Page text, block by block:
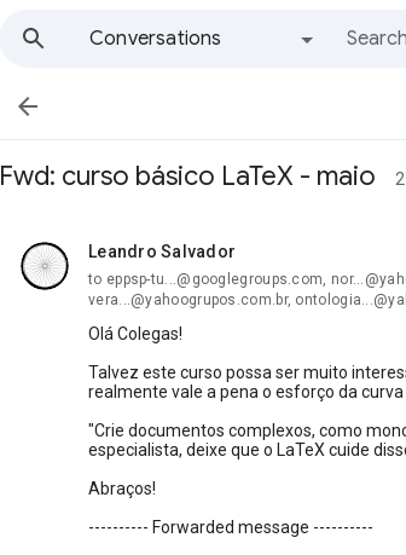
Conversations

Fwd: curso básico LaTeX - maio
Leandro Salvador
unread,
to eppsp-tu...@googlegroups.com,
vera...@yahoogrupos.com.br,
Olá Colegas!
Talvez este curso possa ser muito
realmente vale a pena o esforço da
"Crie documentos complexos, como
especialista, deixe que o LaTeX cuide
Abraços!
---------- Forwarded message ----------